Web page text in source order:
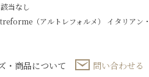
当なし
（アルトレフォルメ） イタリアン
・商品について 問い合わせる